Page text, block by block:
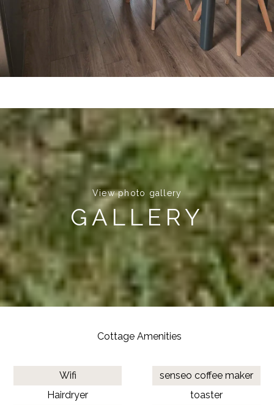
View photo gallery
GALLERY
Cottage Amenities
Wifi
Hairdryer
senseo coffee maker
toaster